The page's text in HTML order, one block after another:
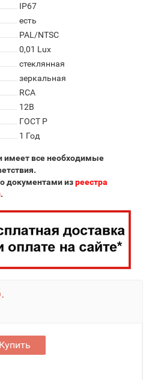
IP67
есть
PAL/NTSC
0,01 Lux
стеклянная
зеркальная
RCA
12В
ГОСТ Р
1 Год
имеет все необходимые
документами изреестра
.
Купить